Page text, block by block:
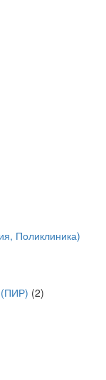
Поликлиника)
(ПИР) (2)